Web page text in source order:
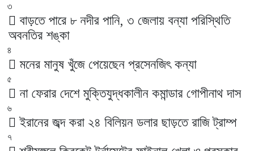
৩
বাড়তে পারে ৮ নদীর পানি, ৩ জেলায় বন্যা পরিস্থিতি
অবনতির শঙ্কা
৪
মনের মানুষ খুঁজে পেয়েছেন প্রসেনজিৎ কন্যা
৫
না ফেরার দেশে মুক্তিযুদ্ধকালীন কমান্ডার গোপীনাথ দাস
৬
ইরানের জব্দ করা ২৪ বিলিয়ন ডলার ছাড়তে রাজি ট্রাম্প
৭